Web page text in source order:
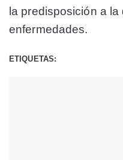
la predisposición a la
enfermedades.
ETIQUETAS: